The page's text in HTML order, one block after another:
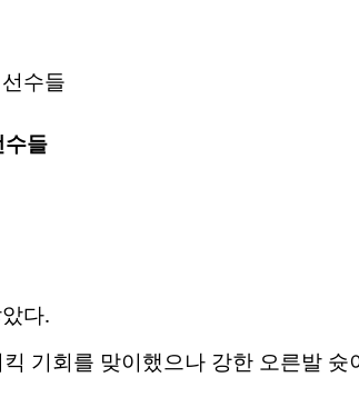
들
다.
기회를 맞이했으나 강한 오른발 슛